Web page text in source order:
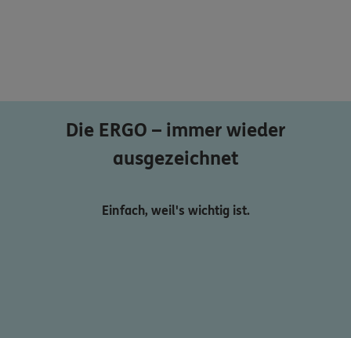
Die ERGO – immer wieder
ausgezeichnet
Einfach, weil's wichtig ist.